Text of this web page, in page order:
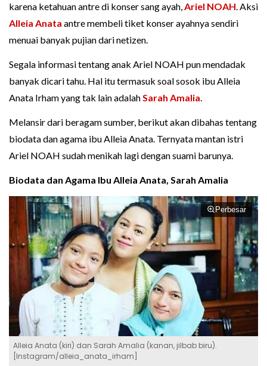
karena ketahuan antre di konser sang ayah,Ariel NOAH. Aksi
Alleia Anata antre membeli tiket konser ayahnya sendiri
menuai banyak pujian dari netizen.
Segala informasi tentang anak Ariel NOAH pun mendadak
banyak dicari tahu. Hal itu termasuk soal sosok ibu Alleia
Anata Irham yang tak lain adalahSarah Amalia.
Melansir dari beragam sumber, berikut akan dibahas tentang
biodata dan agama ibu Alleia Anata. Ternyata mantan istri
Ariel NOAH sudah menikah lagi dengan suami barunya.
Biodata dan Agama Ibu Alleia Anata, Sarah Amalia
Perbesar
Alleia Anata (kiri) dan Sarah Amalia (kanan, jilbab biru).
[Instagram/alleia_anata_irham]